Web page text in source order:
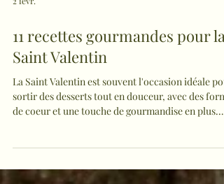
2 févr.
11 recettes gourmandes pour la
Saint Valentin
La Saint Valentin est souvent l'occasion idéale
de coeur et une touche de gourmandise en plus.
sont pas réservés à une seule journée dans l'année!